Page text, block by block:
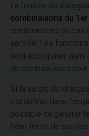
La fenêtre de dialogue
combinaisons du
combinaisons de cas
service. Les
sont expliquées dans
de combinaisons
Si la saisie de
est définie dans
possible de générer
l'état limite de service :